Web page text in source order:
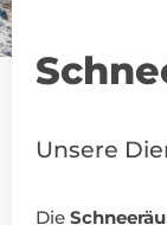
Unsere
Die